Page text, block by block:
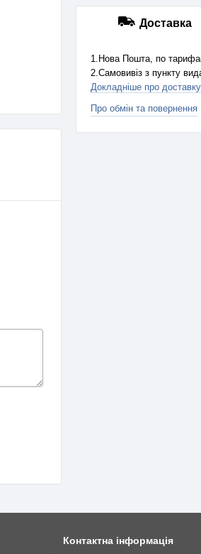
Доставка
1.Нова Пошта, по
2.Самовивіз з пункту
Докладніше про доставку
Про обмін та повернення
Контактна інформація